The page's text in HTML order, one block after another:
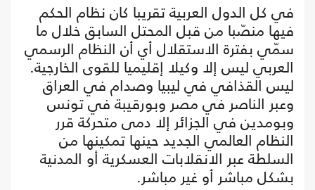
في كل الدول العربية تقريبا كان نظام الحكم
فيها منصّبا من قبل المحتل السابق خلال ما
سمّي بفترة الاستقلال أي أن النظام الرسمي
العربي ليس إلا وكيلا إقليميا للقوى الخارجية.
ليس القذافي في ليبيا وصدام في العراق
وعبر الناصر في مصر وبورقيبة في تونس
وبومدين في الجزائر إلا دمى متحركة قرر
النظام العالمي الجديد حينها تمكينها من
السلطة عبر الانقلابات العسكرية أو المدنية
بشكل مباشر أو غير مباشر.